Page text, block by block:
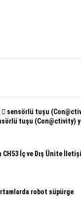
 sensörlü tuşu
tuşu (Con@ctivity)
CH53 İç ve Dış Ünite
robot süpürge